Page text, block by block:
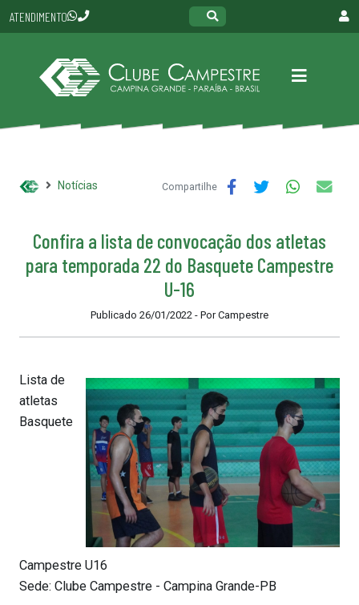
ATENDIMENTO
Notícias Compartilhe
Confira a lista de convocação dos atletas
para temporada 22 do Basquete Campestre
U-16
Publicado 26/01/2022 - Por Campestre
Lista de
atletas
Basquete
Campestre U16
Sede: Clube Campestre - Campina Grande-PB